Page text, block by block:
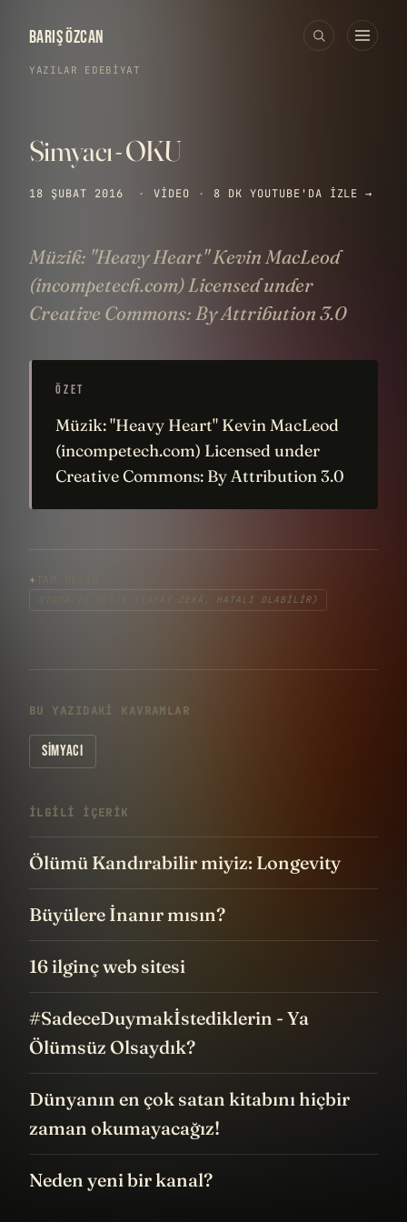
BARIŞ ÖZCAN
YAZILAR EDEBIYAT
Simyacı - OKU
18 ŞUBAT 2016 · VIDEO · 8 DK YOUTUBE'DA IZLE →
Müzik: "Heavy Heart" Kevin MacLeod
(incompetech.com) Licensed under
Creative Commons: By Attribution 3.0
ÖZET
Müzik: "Heavy Heart" Kevin MacLeod
(incompetech.com) Licensed under
Creative Commons: By Attribution 3.0
OTOMATIK METIN (YAPAY ZEKÂ, HATALI OLABILIR)
BU YAZIDAKI KAVRAMLAR
SIMYACI
İLGILI IÇERIK
Ölümü Kandırabilir miyiz: Longevity
Büyülere İnanır mısın?
16 ilginç web sitesi
#SadeceDuymakİstediklerin - Ya
Ölümsüz Olsaydık?
Dünyanın en çok satan kitabını hiçbir
zaman okumayacağız!
Neden yeni bir kanal?